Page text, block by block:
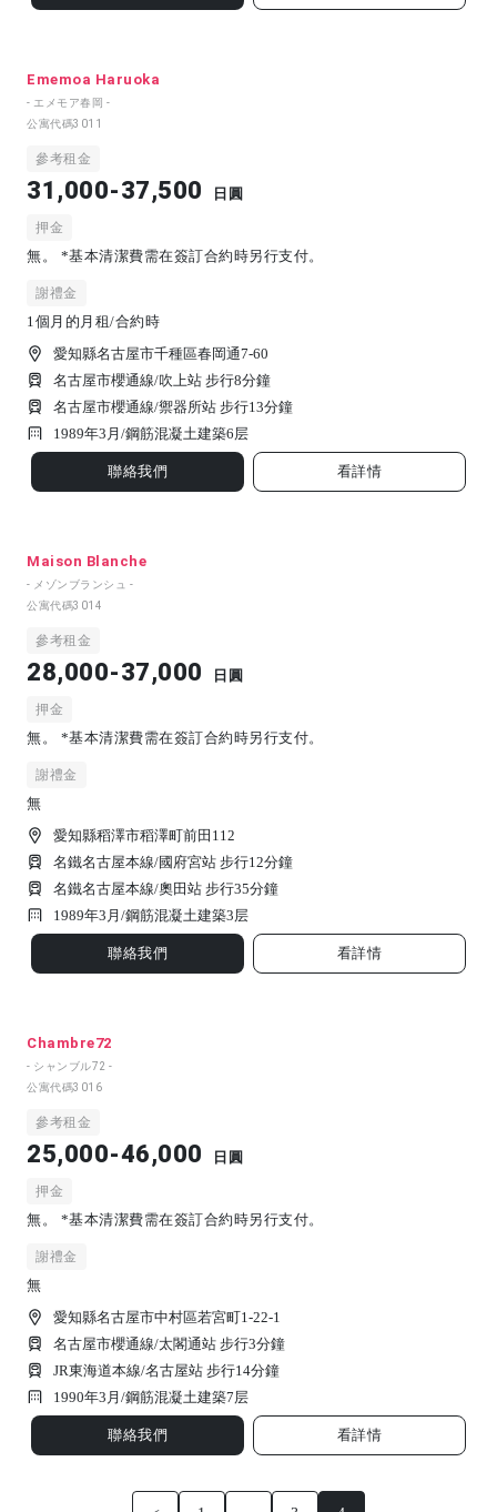
Ememoa Haruoka
- エメモア春岡 -
公寓代碼3011
參考租金
31,000-37,500 日圓
押金
無。 *基本清潔費需在簽訂合約時另行支付。
謝禮金
1個月的月租/合約時
愛知縣名古屋市千種區春岡通7-60
名古屋市櫻通線/吹上站 步行8分鐘
名古屋市櫻通線/禦器所站 步行13分鐘
1989年3月/鋼筋混凝土建築6 层
聯絡我們 看詳情
Maison Blanche
- メゾンブランシュ -
公寓代碼3014
參考租金
28,000-37,000 日圓
押金
無。 *基本清潔費需在簽訂合約時另行支付。
謝禮金
無
愛知縣稻澤市稻澤町前田112
名鐵名古屋本線/國府宮站 步行12分鐘
名鐵名古屋本線/奧田站 步行35分鐘
1989年3月/鋼筋混凝土建築3 层
聯絡我們 看詳情
Chambre72
- シャンブル72 -
公寓代碼3016
參考租金
25,000-46,000 日圓
押金
無。 *基本清潔費需在簽訂合約時另行支付。
謝禮金
無
愛知縣名古屋市中村區若宮町1-22-1
名古屋市櫻通線/太閣通站 步行3分鐘
JR東海道本線/名古屋站 步行14分鐘
1990年3月/鋼筋混凝土建築7 层
聯絡我們 看詳情